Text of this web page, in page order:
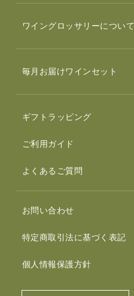
ワイングロッサリーについて
毎月お届けワインセット
ギフトラッピング
ご利用ガイド
よくあるご質問
お問い合わせ
特定商取引法に基づく表記
個人情報保護方針